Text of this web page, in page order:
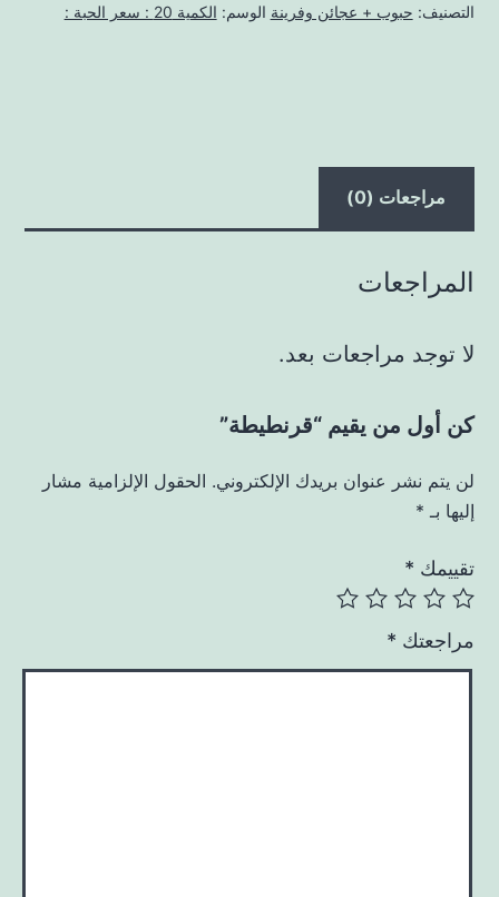
التصنيف: حبوب + عجائن وفرينة الوسم: الكمية 20 : سعر الحبة :
مراجعات (0)
المراجعات
لا توجد مراجعات بعد.
كن أول من يقيم “قرنطيطة”
لن يتم نشر عنوان بريدك الإلكتروني. الحقول الإلزامية مشار
إليها بـ *
تقييمك *
مراجعتك *